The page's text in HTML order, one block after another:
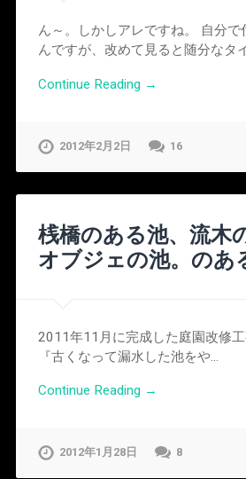
ん～。しかしアレですね。 自分で
んですが、改めて見ると随分なタ
Continue Reading →
2012年2月2日 16
桟橋のある池、流木
オブジェの池。のあ
2011年11月に完成した庭園改修工
『古くなって漏水した池をや…
Continue Reading →
2012年1月28日 8